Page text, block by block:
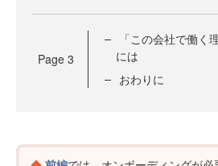
Page 3
「この会社で働く
には
おわりに